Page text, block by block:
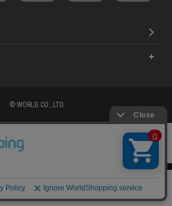
絞り込む
© WORLD CO., LTD.
のメールアドレスを使用した
メールにご注意ください
店舗検索 企業情報 株主優待制度